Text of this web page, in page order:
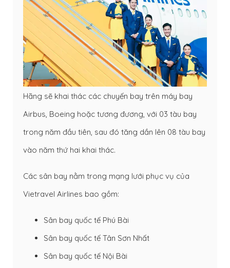
Hãng sẽ khai thác các chuyến bay trên máy bay
Airbus, Boeing hoặc tương đương, với 03 tàu bay
trong năm đầu tiên, sau đó tăng dần lên 08 tàu bay
vào năm thứ hai khai thác.
Các sân bay nằm trong mạng lưới phục vụ của
Vietravel Airlines bao gồm:
Sân bay quốc tế Phú Bài
Sân bay quốc tế Tân Sơn Nhất
Sân bay quốc tế Nội Bài